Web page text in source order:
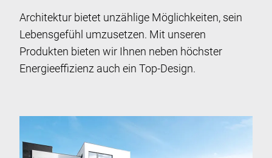
Architektur bietet unzählige Möglichkeiten, sein
Lebensgefühl umzusetzen. Mit unseren
Produkten bieten wir Ihnen neben höchster
Energieeffizienz auch ein Top-Design.